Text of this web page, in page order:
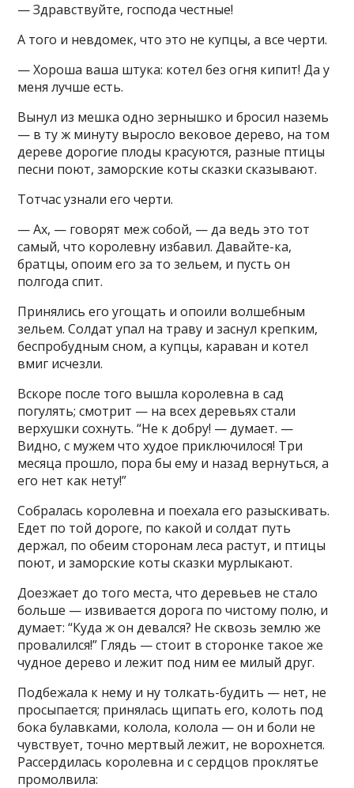
— Здравствуйте, господа честные!
А того и невдомек, что это не купцы, а все черти.
— Хороша ваша штука: котел без огня кипит! Да у
меня лучше есть.
Вынул из мешка одно зернышко и бросил наземь
— в ту ж минуту выросло вековое дерево, на том
дереве дорогие плоды красуются, разные птицы
песни поют, заморские коты сказки сказывают.
Тотчас узнали его черти.
— Ах, — говорят меж собой, — да ведь это тот
самый, что королевну избавил. Давайте-ка,
братцы, опоим его за то зельем, и пусть он
полгода спит.
Принялись его угощать и опоили волшебным
зельем. Солдат упал на траву и заснул крепким,
беспробудным сном, а купцы, караван и котел
вмиг исчезли.
Вскоре после того вышла королевна в сад
погулять; смотрит — на всех деревьях стали
верхушки сохнуть. “Не к добру! — думает. —
Видно, с мужем что худое приключилося! Три
месяца прошло, пора бы ему и назад вернуться, а
его нет как нету!”
Собралась королевна и поехала его разыскивать.
Едет по той дороге, по какой и солдат путь
держал, по обеим сторонам леса растут, и птицы
поют, и заморские коты сказки мурлыкают.
Доезжает до того места, что деревьев не стало
больше — извивается дорога по чистому полю, и
думает: “Куда ж он девался? Не сквозь землю же
провалился!” Глядь — стоит в сторонке такое же
чудное дерево и лежит под ним ее милый друг.
Подбежала к нему и ну толкать-будить — нет, не
просыпается; принялась щипать его, колоть под
бока булавками, колола, колола — он и боли не
чувствует, точно мертвый лежит, не ворохнется.
Рассердилась королевна и с сердцов проклятье
промолвила: